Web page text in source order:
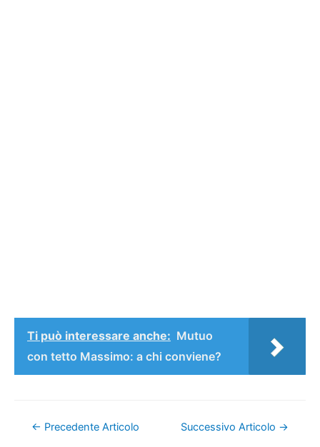
Ti può interessare anche: Mutuo
con tetto Massimo: a chi conviene?
Navigazione
← Precedente Articolo Successivo Articolo →